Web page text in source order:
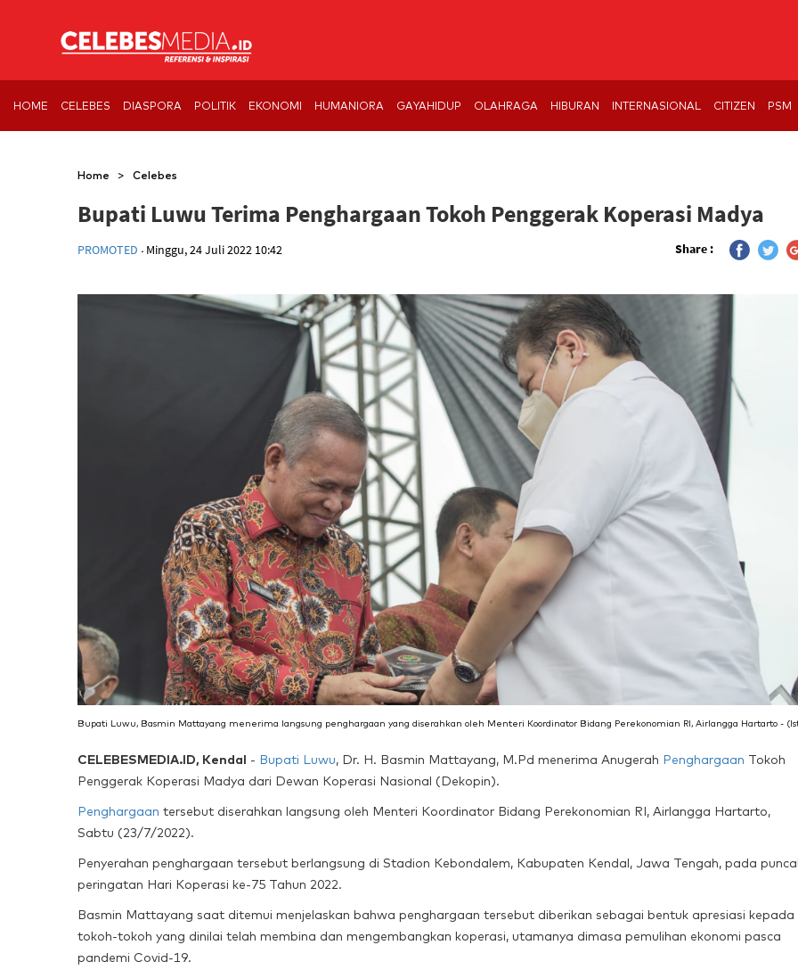
HOME CELEBES DIASPORA POLITIK EKONOMI HUMANIORA GAYAHIDUP OLAHRAGA HIBURAN INTERNASIONAL CITIZEN PSM
Home > Celebes
Bupati Luwu Terima Penghargaan Tokoh Penggerak Koperasi Madya
PROMOTED . Minggu, 24 Juli 2022 10:42 Share :
Bupati Luwu, Basmin Mattayang menerima langsung penghargaan yang diserahkan oleh Menteri Koordinator Bidang Perekonomian RI, Airlangga Hartarto -
CELEBESMEDIA.ID, Kendal - Bupati Luwu, Dr. H. Basmin Mattayang, M.Pd menerima Anugerah Penghargaan Tokoh
Penggerak Koperasi Madya dari Dewan Koperasi Nasional (Dekopin).
Penghargaan tersebut diserahkan langsung oleh Menteri Koordinator Bidang Perekonomian RI, Airlangga Hartarto,
Sabtu (23/7/2022).
Penyerahan penghargaan tersebut berlangsung di Stadion Kebondalem, Kabupaten Kendal, Jawa Tengah, pada
peringatan Hari Koperasi ke-75 Tahun 2022.
Basmin Mattayang saat ditemui menjelaskan bahwa penghargaan tersebut diberikan sebagai bentuk apresiasi kepada
tokoh-tokoh yang dinilai telah membina dan mengembangkan koperasi, utamanya dimasa pemulihan ekonomi pasca
pandemi Covid-19.